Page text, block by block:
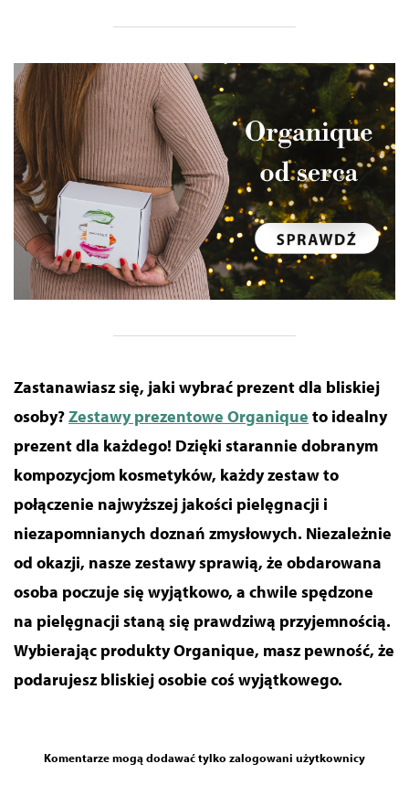
Zastanawiasz się, jaki wybrać prezent dla bliskiej
osoby?Zestawy prezentowe Organique to idealny
prezent dla każdego! Dzięki starannie dobranym
kompozycjom kosmetyków, każdy zestaw to
połączenie najwyższej jakości pielęgnacji i
niezapomnianych doznań zmysłowych. Niezależnie
od okazji, nasze zestawy sprawią, że obdarowana
osoba poczuje się wyjątkowo, a chwile spędzone
na pielęgnacji staną się prawdziwą przyjemnością.
Wybierając produkty Organique, masz pewność, że
podarujesz bliskiej osobie coś wyjątkowego.
Komentarze mogą dodawać tylko zalogowani użytkownicy